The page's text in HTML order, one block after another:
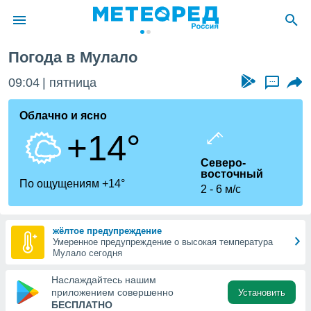
о
Вы можете
к этому
доступ
Погода в Мулало
09:04 пятница ...
Облачно и ясно
+14°
По ощущениям +14°
Северо-
восточный
2
6 м/с
жёлтое предупреждение
Умеренное предупреждение о высокая температура
Мулало сегодня
Наслаждайтесь нашим
приложением совершенно
БЕСПЛАТНО
Установить